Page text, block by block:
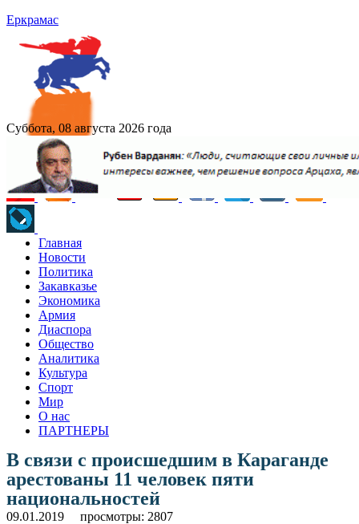
Еркрамас
Суббота, 08 августа 2026 года
Главная
Новости
Политика
Закавказье
Экономика
Армия
Диаспора
Общество
Аналитика
Культура
Спорт
Мир
О нас
ПАРТНЕРЫ
В связи с происшедшим в Караганде
арестованы 11 человек пяти
национальностей
09.01.2019 просмотры: 2807